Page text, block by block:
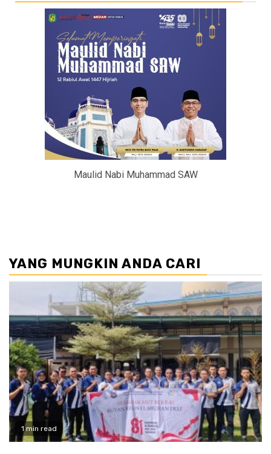
Maulid Nabi Muhammad SAW
YANG MUNGKIN ANDA CARI
1 min read